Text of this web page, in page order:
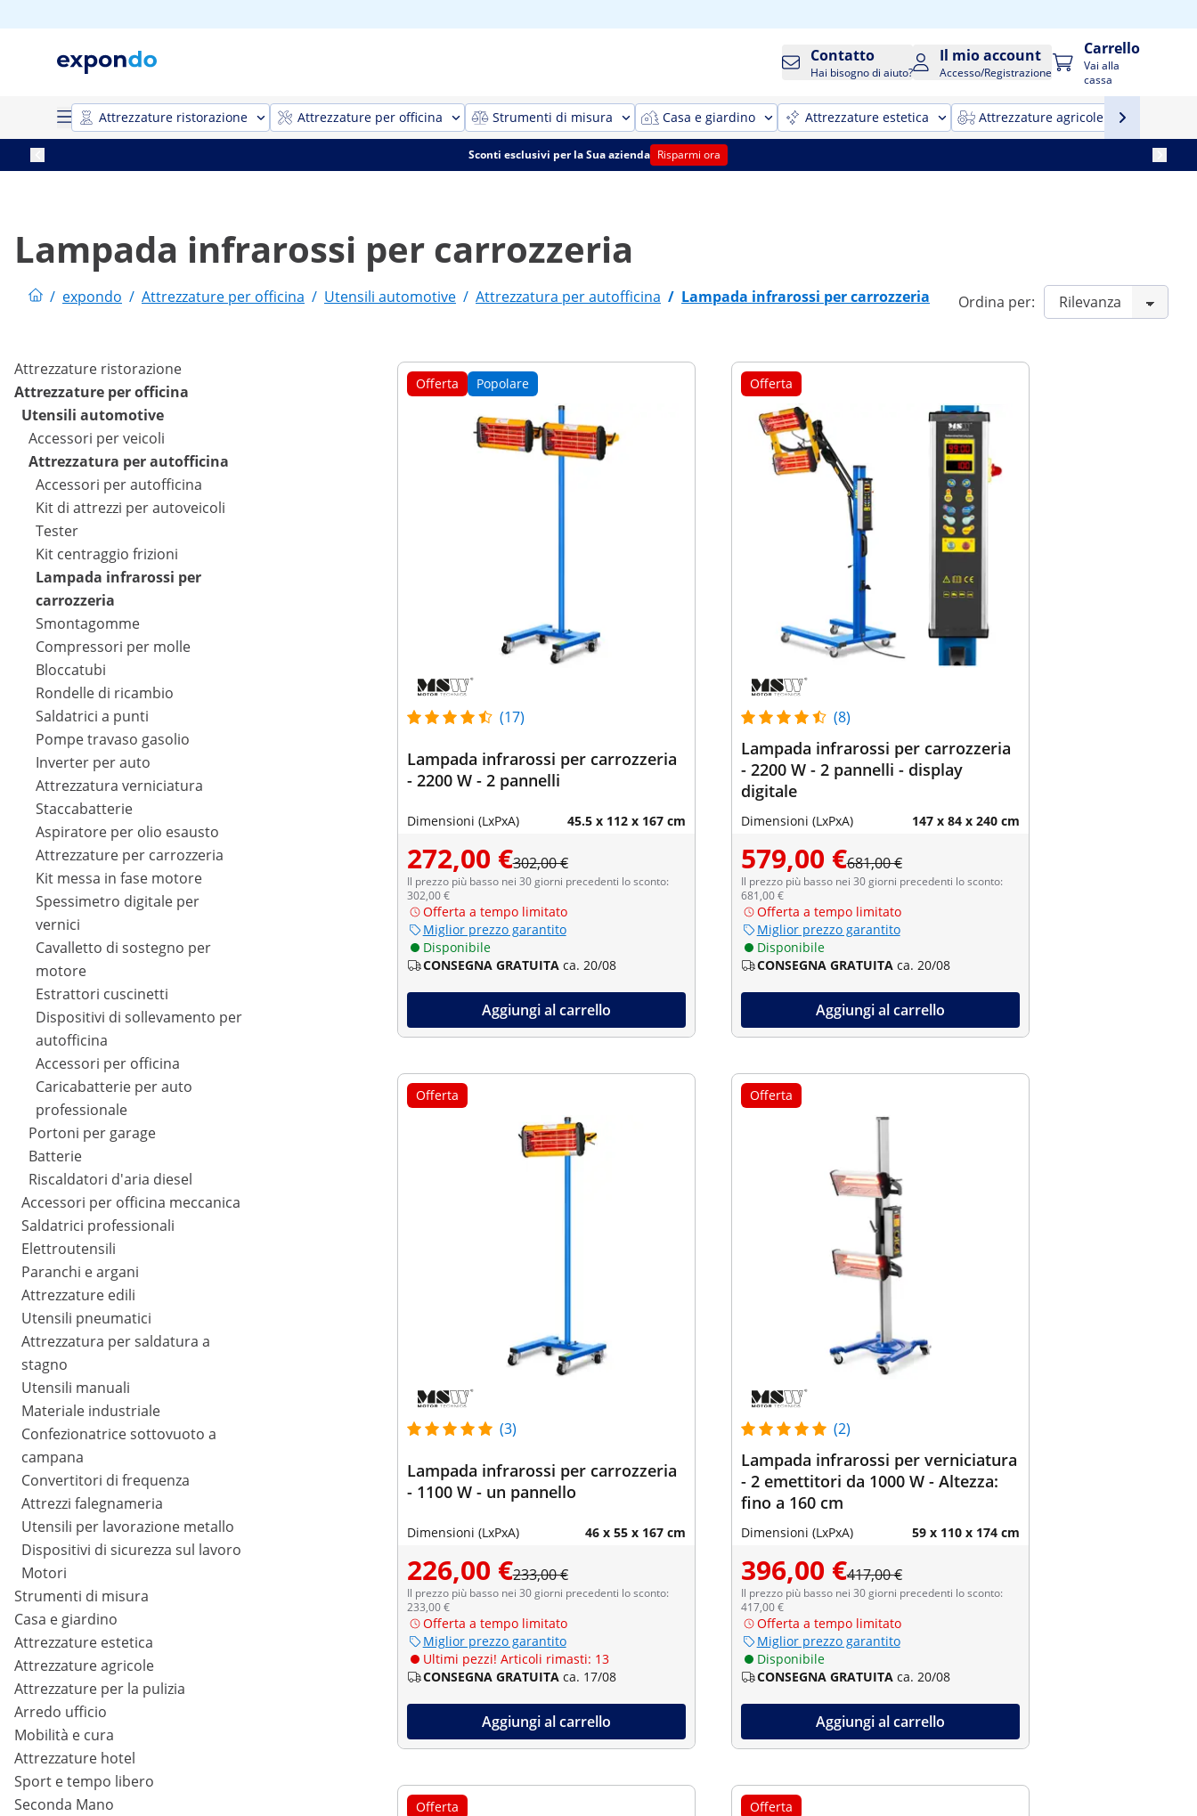
Contatto
Hai bisogno di aiuto?
Il mio account
Accesso/Registrazione
Carrello
Vai alla
cassa
Attrezzature ristorazione Attrezzature per officina Strumenti di misura Casa e giardino Attrezzature estetica Attrezzature agricole
Sconti esclusivi per la Sua azienda Risparmi ora
Lampada infrarossi per carrozzeria
/ expondo / Attrezzature per officina / Utensili automotive / Attrezzatura per autofficina / Lampada infrarossi per carrozzeria Ordina per:
Attrezzature ristorazione
Attrezzature per officina
Utensili automotive
Accessori per veicoli
Attrezzatura per autofficina
Accessori per autofficina
Kit di attrezzi per autoveicoli
Tester
Kit centraggio frizioni
Lampada infrarossi per
carrozzeria
Smontagomme
Compressori per molle
Bloccatubi
Rondelle di ricambio
Saldatrici a punti
Pompe travaso gasolio
Inverter per auto
Attrezzatura verniciatura
Staccabatterie
Aspiratore per olio esausto
Attrezzature per carrozzeria
Kit messa in fase motore
Spessimetro digitale per
vernici
Cavalletto di sostegno per
motore
Estrattori cuscinetti
Dispositivi di sollevamento per
autofficina
Accessori per officina
Caricabatterie per auto
professionale
Portoni per garage
Batterie
Riscaldatori d'aria diesel
Accessori per officina meccanica
Saldatrici professionali
Elettroutensili
Paranchi e argani
Attrezzature edili
Utensili pneumatici
Attrezzatura per saldatura a
stagno
Utensili manuali
Materiale industriale
Confezionatrice sottovuoto a
campana
Convertitori di frequenza
Attrezzi falegnameria
Utensili per lavorazione metallo
Dispositivi di sicurezza sul lavoro
Motori
Strumenti di misura
Casa e giardino
Attrezzature estetica
Attrezzature agricole
Attrezzature per la pulizia
Arredo ufficio
Mobilità e cura
Attrezzature hotel
Sport e tempo libero
Seconda Mano
Offerta Popolare
(17)
Lampada infrarossi per carrozzeria
- 2200 W - 2 pannelli
Dimensioni (LxPxA) 45.5 x 112 x 167 cm
272,00 €302,00 €
Il prezzo più basso nei 30 giorni precedenti lo sconto:
302,00 €
Offerta a tempo limitato
Miglior prezzo garantito
Disponibile
CONSEGNA GRATUITA ca. 20/08
Aggiungi al carrello
Offerta
(8)
Lampada infrarossi per carrozzeria
- 2200 W - 2 pannelli - display
digitale
Dimensioni (LxPxA) 147 x 84 x 240 cm
579,00 €681,00 €
Il prezzo più basso nei 30 giorni precedenti lo sconto:
681,00 €
Offerta a tempo limitato
Miglior prezzo garantito
Disponibile
CONSEGNA GRATUITA ca. 20/08
Aggiungi al carrello
Offerta
(3)
Lampada infrarossi per carrozzeria
- 1100 W - un pannello
Dimensioni (LxPxA) 46 x 55 x 167 cm
226,00 €233,00 €
Il prezzo più basso nei 30 giorni precedenti lo sconto:
233,00 €
Offerta a tempo limitato
Miglior prezzo garantito
Ultimi pezzi! Articoli rimasti: 13
CONSEGNA GRATUITA ca. 17/08
Aggiungi al carrello
Offerta
(2)
Lampada infrarossi per verniciatura
- 2 emettitori da 1000 W - Altezza:
fino a 160 cm
Dimensioni (LxPxA) 59 x 110 x 174 cm
396,00 €417,00 €
Il prezzo più basso nei 30 giorni precedenti lo sconto:
417,00 €
Offerta a tempo limitato
Miglior prezzo garantito
Disponibile
CONSEGNA GRATUITA ca. 20/08
Aggiungi al carrello
Offerta Offerta